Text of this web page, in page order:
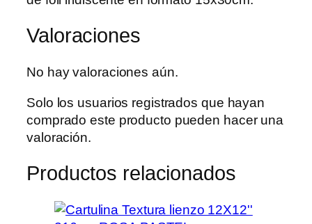
Valoraciones
No hay valoraciones aún.
Solo los usuarios registrados que hayan
comprado este producto pueden hacer una
valoración.
Productos relacionados